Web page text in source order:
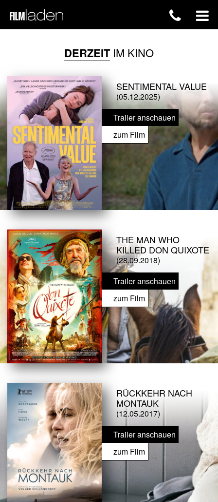
DERZEITIM KINO
SENTIMENTAL VALUE
(05.12.2025)
Trailer anschauen
zum Film
THE MAN WHO
KILLED DON QUIXOTE
(28.09.2018)
Trailer anschauen
zum Film
RÜCKKEHR NACH
MONTAUK
(12.05.2017)
Trailer anschauen
zum Film